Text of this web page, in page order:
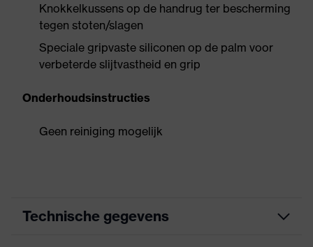
Knokkelkussens op de handrug ter bescherming
tegen stoten/slagen
Speciale gripvaste siliconen op de palm voor
verbeterde slijtvastheid en grip
Onderhoudsinstructies
Geen reiniging mogelijk
Technische gegevens